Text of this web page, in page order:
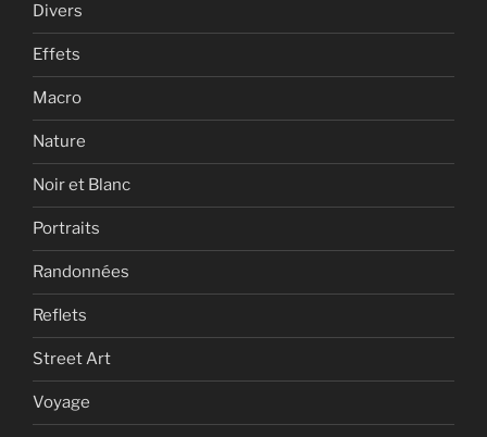
Divers
Effets
Macro
Nature
Noir et Blanc
Portraits
Randonnées
Reflets
Street Art
Voyage